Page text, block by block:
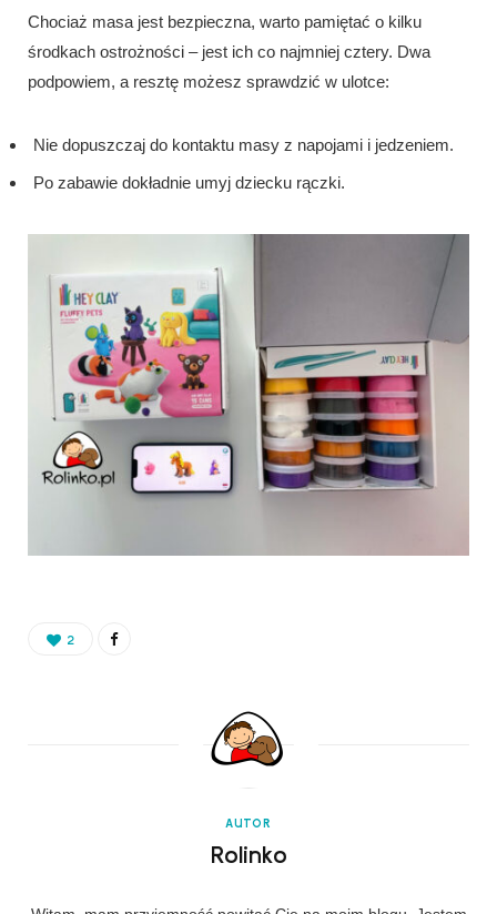
Chociaż masa jest bezpieczna, warto pamiętać o kilku
środkach ostrożności – jest ich co najmniej cztery. Dwa
podpowiem, a resztę możesz sprawdzić w ulotce:
Nie dopuszczaj do kontaktu masy z napojami i jedzeniem.
Po zabawie dokładnie umyj dziecku rączki.
2
AUTOR
Rolinko